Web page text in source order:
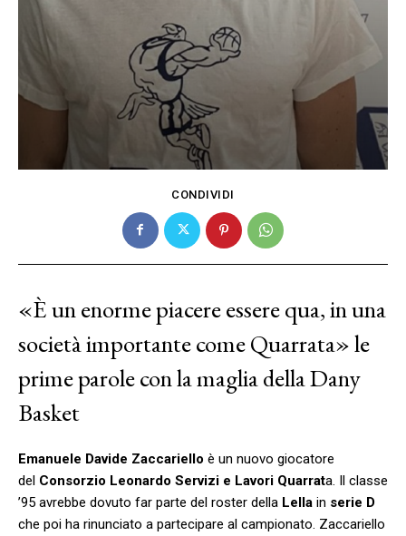
CONDIVIDI
«È un enorme piacere essere qua, in una
società importante come Quarrata» le
prime parole con la maglia della Dany
Basket
Emanuele Davide Zaccariello è un nuovo giocatore
del Consorzio Leonardo Servizi e Lavori Quarrata. Il classe
’95 avrebbe dovuto far parte del roster della Lella in serie D
che poi ha rinunciato a partecipare al campionato. Zaccariello